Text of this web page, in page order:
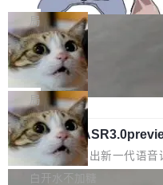
x / Harmony PC curl -fsSL
r.org/solon...
不断累积，代码仓中的模块关
务逻辑等关键信息往往分散于
件之中，形成高度复杂的知识
代码检索手段（如关键词匹配
在语法层面完成文本定位，难
内涵与结构关联，导致开发者
理解大规模代码仓时面临显著"
颈。 代码仓深度理解服务（
e深度理解服务"）是华为云码
名90后算法工程师王某，为
服务器空间，删光了公司AI游
数据。 王某2024年1月入职
短剧部门，有互联网大厂背景
调整期间，部门三次通知全员
移到B集群，王某都回复了"收
数据。2024年9月3日下午4点
的账号密码进入A集群，输入
称为"删库跑路"的命令——最
局
Cloudflare 分享推理优化实
che 量化 + 权重压缩，吞吐
1%，成本降 30%
Kimi 和 GLM 是当前最强的大
它们有一个共同的问题：太
的 Kimi K 系列和智谱的 GLM
oE 架构的大模型，好用到让
存永远不够用。 Cloudflare
一直在跑这些模型的推理。他
局
腾讯混元 Hy
腾讯混元正式推出新一代语
3.0preview。基于最新一代大
白开水不加糖